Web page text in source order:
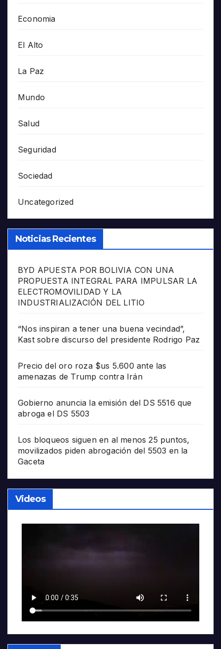
Economia
El Alto
La Paz
Mundo
Salud
Seguridad
Sociedad
Uncategorized
Noticias Recientes
BYD APUESTA POR BOLIVIA CON UNA
PROPUESTA INTEGRAL PARA IMPULSAR LA
ELECTROMOVILIDAD Y LA
INDUSTRIALIZACIÓN DEL LITIO
“Nos inspiran a tener una buena vecindad”,
Kast sobre discurso del presidente Rodrigo Paz
Precio del oro roza $us 5.600 ante las
amenazas de Trump contra Irán
Gobierno anuncia la emisión del DS 5516 que
abroga el DS 5503
Los bloqueos siguen en al menos 25 puntos,
movilizados piden abrogación del 5503 en la
Gaceta
Videos